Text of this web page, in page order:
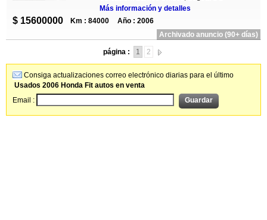
Más información y detalles
$ 15600000 Km : 84000
Año : 2006
Archivado anuncio (90+ días)
página : 1 2
Consiga actualizaciones correo electrónico diarias para el último
Usados 2006 Honda Fit autos en venta
Email :